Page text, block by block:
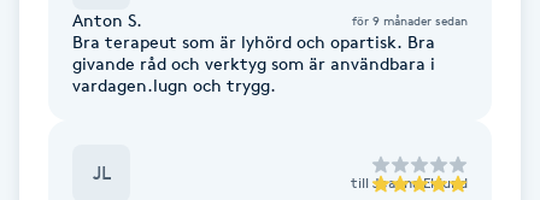
Faceliftmassage
Fettreducering
Anton S. för 9 månader sedan
Bra terapeut som är lyhörd och opartisk. Bra
givande råd och verktyg som är användbara i
vardagen.lugn och trygg.
JL till Jeanna Eklund